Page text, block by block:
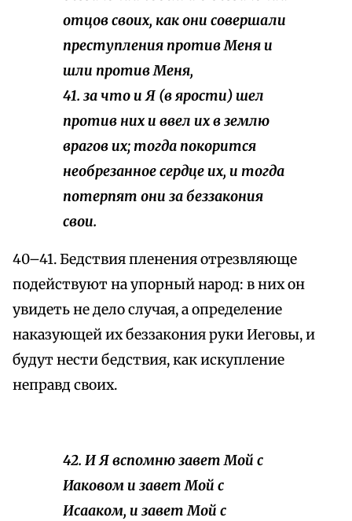
отцов своих, как они совершали
преступления против Меня и
шли против Меня,
41. за что и Я (в ярости) шел
против них и ввел их в землю
врагов их; тогда покорится
необрезанное сердце их, и тогда
потерпят они за беззакония
свои.
40–41. Бедствия пленения отрезвляюще
подействуют на упорный народ: в них он
увидеть не дело случая, а определение
наказующей их беззакония руки Иеговы, и
будут нести бедствия, как искупление
неправд своих.
42. И Я вспомню завет Мой с
Иаковом и завет Мой с
Исааком, и завет Мой с